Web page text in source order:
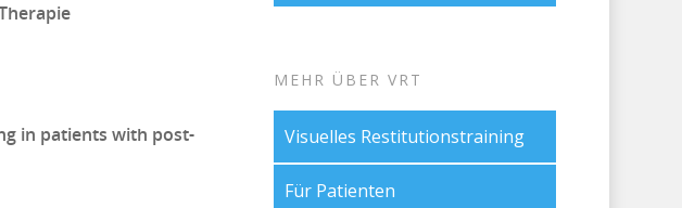
in patients with post-
MEHR ÜBER VRT
Visuelles Restitutionstraining
Für Patienten